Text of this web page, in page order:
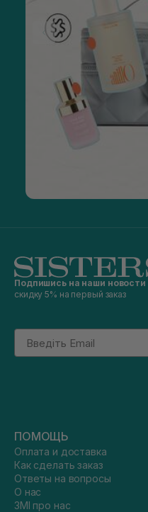
Подпишись на наши новости
скидку 5% на первый заказ
Email
ПОМОЩЬ
Оплата и доставка
Как сделать заказ
Ответы на вопросы
О нас
ЗМІ про нас